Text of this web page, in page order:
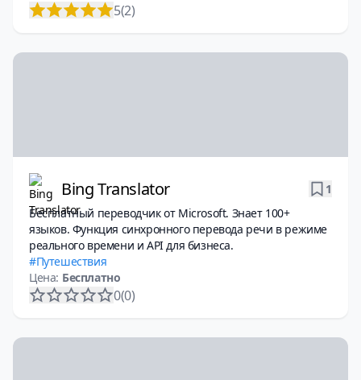
5(2)
Bing Translator
1
Бесплатный переводчик от Microsoft. Знает 100+
языков. Функция синхронного перевода речи в режиме
реального времени и API для бизнеса.
Путешествия
Цена: Бесплатно
0(0)